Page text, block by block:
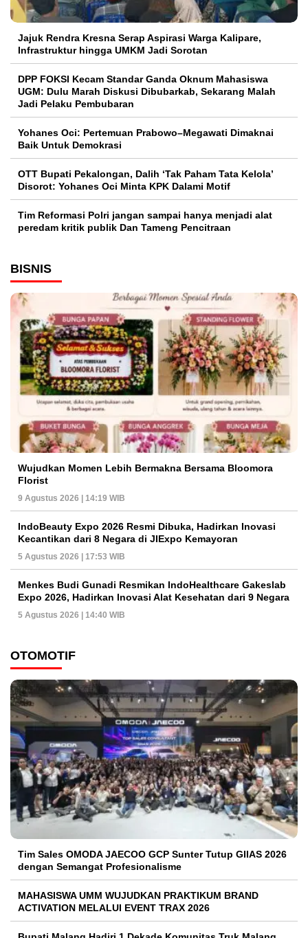
Jajuk Rendra Kresna Serap Aspirasi Warga Kalipare,
Infrastruktur hingga UMKM Jadi Sorotan
DPP FOKSI Kecam Standar Ganda Oknum Mahasiswa
UGM: Dulu Marah Diskusi Dibubarkab, Sekarang Malah
Jadi Pelaku Pembubaran
Yohanes Oci: Pertemuan Prabowo–Megawati Dimaknai
Baik Untuk Demokrasi
OTT Bupati Pekalongan, Dalih ‘Tak Paham Tata Kelola’
Disorot: Yohanes Oci Minta KPK Dalami Motif
Tim Reformasi Polri jangan sampai hanya menjadi alat
peredam kritik publik Dan Tameng Pencitraan
BISNIS
Wujudkan Momen Lebih Bermakna Bersama Bloomora
Florist
9 Agustus 2026 | 14:19 WIB
IndoBeauty Expo 2026 Resmi Dibuka, Hadirkan Inovasi
Kecantikan dari 8 Negara di JIExpo Kemayoran
5 Agustus 2026 | 17:53 WIB
Menkes Budi Gunadi Resmikan IndoHealthcare Gakeslab
Expo 2026, Hadirkan Inovasi Alat Kesehatan dari 9 Negara
5 Agustus 2026 | 14:40 WIB
OTOMOTIF
Tim Sales OMODA JAECOO GCP Sunter Tutup GIIAS 2026
dengan Semangat Profesionalisme
MAHASISWA UMM WUJUDKAN PRAKTIKUM BRAND
ACTIVATION MELALUI EVENT TRAX 2026